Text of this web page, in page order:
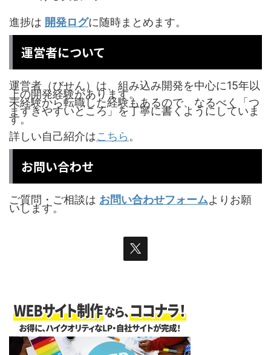
進捗は 開発ログに随時まとめます。
運営者について
運営者（びせん）は、組み込み開発を中心に15年以
上の開発経験があります。
未経験から転職した経験もあるので、なるべく「つ
まずきやすいところ」を丁寧に書くようにしていま
す。
詳しい自己紹介はこちら 。
お問い合わせ
ご質問・ご相談は お問い合わせフォームよりお願
いします。